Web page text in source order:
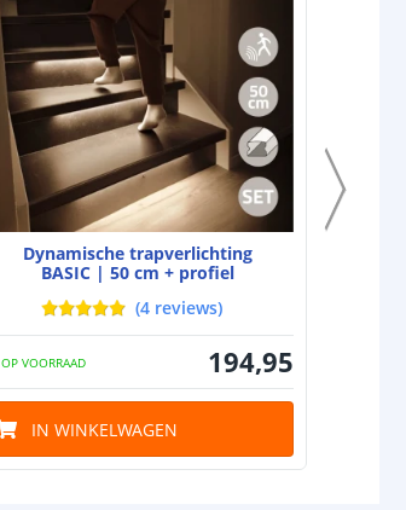
Dynamische trapverlichting
BASIC | 50 cm + profiel
(4 reviews)
OP VOORRAAD 194,95
IN WINKELWAGEN